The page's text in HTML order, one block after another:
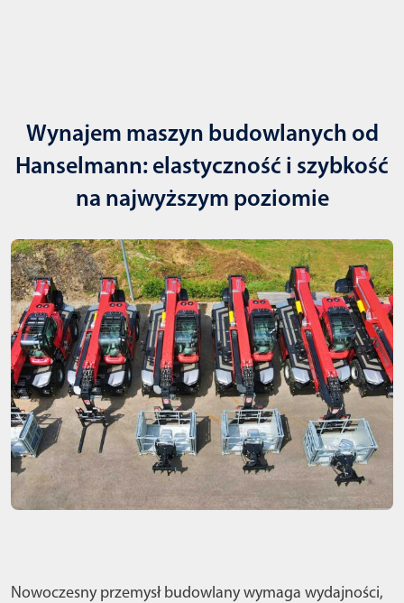
Wynajem maszyn budowlanych od
Hanselmann: elastyczność i szybkość
na najwyższym poziomie
Nowoczesny przemysł budowlany wymaga wydajności,